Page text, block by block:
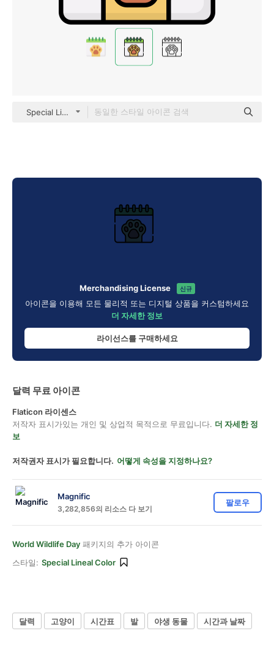
Special Lineal color
Merchandising License 신규
아이콘을 이용해 모든 물리적 또는 디지털 상품을 커스텀하세요
더 자세한 정보
라이선스를 구매하세요
달력 무료 아이콘
Flaticon 라이센스
저작자 표시가있는 개인 및 상업적 목적으로 무료입니다. 더 자세한 정
보
저작권자 표시가 필요합니다. 어떻게 속성을 지정하나요?
Magnific
3,282,856의 리소스 다 보기
팔로우
World Wildlife Day 패키지의 추가 아이콘
스타일: Special Lineal Color
달력 고양이 시간표 발 야생 동물 시간과 날짜